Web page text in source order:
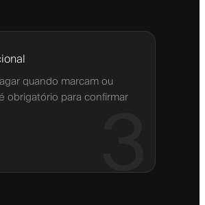
3
quando marcam ou
obrigatório para confirmar